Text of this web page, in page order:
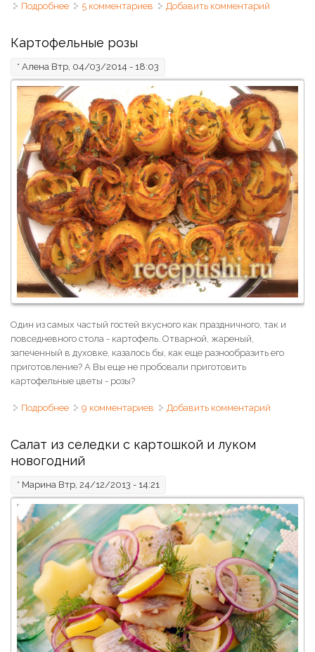
Подробнее о Бутерброд "Божья коровка" с помидором и зеленью
5 комментариев Добавить комментарий
Картофельные розы
* Алена Втр, 04/03/2014 - 18:03
Один из самых частый гостей вкусного как праздничного, так и
повседневного стола - картофель. Отварной, жареный,
запеченный в духовке, казалось бы, как еще разнообразить его
приготовление? А Вы еще не пробовали приготовить
картофельные цветы - розы?
Подробнее о Картофельные розы
9 комментариев Добавить комментарий
Салат из селедки с картошкой и луком
новогодний
* Марина Втр, 24/12/2013 - 14:21